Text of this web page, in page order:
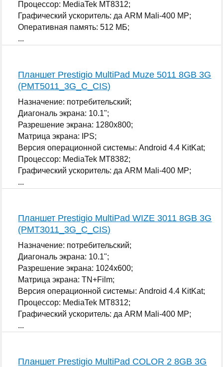
Процессор: MediaTek MT8312;
Графический ускоритель: да ARM Mali-400 MP;
Оперативная память: 512 МБ;
...
Планшет Prestigio MultiPad Muze 5011 8GB 3G
(PMT5011_3G_C_CIS)
Назначение: потребительский;
Диагональ экрана: 10.1";
Разрешение экрана: 1280x800;
Матрица экрана: IPS;
Версия операционной системы: Android 4.4 KitKat;
Процессор: MediaTek MT8382;
Графический ускоритель: да ARM Mali-400 MP;
...
Планшет Prestigio MultiPad WIZE 3011 8GB 3G
(PMT3011_3G_C_CIS)
Назначение: потребительский;
Диагональ экрана: 10.1";
Разрешение экрана: 1024x600;
Матрица экрана: TN+Film;
Версия операционной системы: Android 4.4 KitKat;
Процессор: MediaTek MT8312;
Графический ускоритель: да ARM Mali-400 MP;
...
Планшет Prestigio MultiPad COLOR 2 8GB 3G